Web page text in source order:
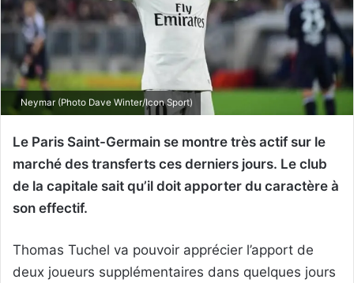
Neymar (Photo Dave Winter/Icon Sport)
Le Paris Saint-Germain se montre très actif sur le
marché des transferts ces derniers jours. Le club
de la capitale sait qu’il doit apporter du caractère à
son effectif.
Thomas Tuchel va pouvoir apprécier l’apport de
deux joueurs supplémentaires dans quelques jours